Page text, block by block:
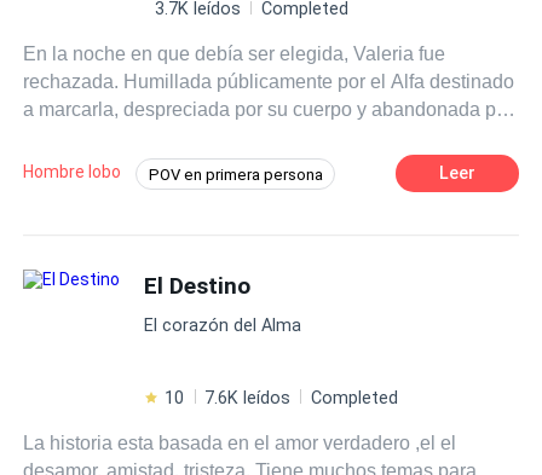
3.7K leídos Completed
En la noche en que debía ser elegida, Valeria fue
rechazada. Humillada públicamente por el Alfa destinado
a marcarla, despreciada por su cuerpo y abandonada por
ese mundo, una omega como ella no tenía valor… o eso
Regresa para cobrar cada desprecio, cada burla y cada
empiezan a perder el control. El deseo se convierte en
no obedece. Fue rechazada por el Alfa… pero coronada
por el deseo. Y nadie volverá a decidir quién es ella.
Hombre lobo POV en primera persona
Dominante Reverse Harem
Leer
El Destino
El corazón del Alma
10 7.6K leídos Completed
La historia esta basada en el amor verdadero ,el el
desamor, amistad, tristeza. Tiene muchos temas para